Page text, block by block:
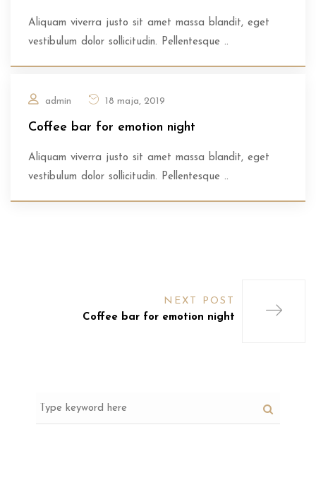
Aliquam viverra justo sit amet massa blandit, eget
vestibulum dolor sollicitudin. Pellentesque ..
admin 18 maja, 2019
Coffee bar for emotion night
Aliquam viverra justo sit amet massa blandit, eget
vestibulum dolor sollicitudin. Pellentesque ..
NEXT POST
Coffee bar for emotion night